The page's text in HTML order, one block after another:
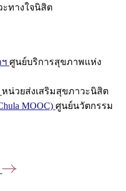
ะทางใจนิสิต
ศูนย์บริการสุขภาพแห่ง
หน่วยส่งเสริมสุขภาวะนิสิต
MOOC) ศูนย์นวัตกรรม